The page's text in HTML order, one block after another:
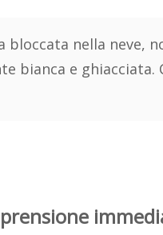
bloccata nella neve,
bianca e ghiacciata.